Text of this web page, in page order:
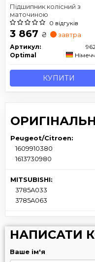
Підшипник колісний з
маточиною
0 відгуків
3 867 ₴ завтра
Артикул:
Optimal
КУПИТИ
Peugeot/Citroen:
1609910380
1613730980
MITSUBISHI:
3785A033
3785A063
НАПИСАТИ
Ваше ім'я